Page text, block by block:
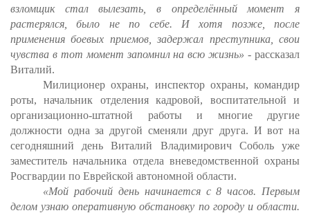
взломщик стал вылезать, в определённый момент я
растерялся, было не по себе. И хотя позже, после
применения боевых приемов, задержал преступника, свои
чувства в тот момент запомнил на всю жизнь» - рассказал
Виталий.
Милиционер охраны, инспектор охраны, командир
роты, начальник отделения кадровой, воспитательной и
организационно-штатной работы и многие другие
должности одна за другой сменяли друг друга. И вот на
сегодняшний день Виталий Владимирович Соболь уже
заместитель начальника отдела вневедомственной охраны
Росгвардии по Еврейской автономной области.
«Мой рабочий день начинается с 8 часов. Первым
делом узнаю оперативную обстановку по городу и области.